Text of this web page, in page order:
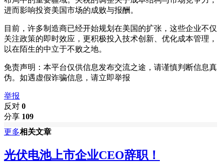
进而影响投资美国市场的成败与报酬。
目前，许多制造商已经开始规划在美国的扩张，这些企业不仅
关注政策的即时效应，更积极投入技术创新、优化成本管理，
以在陌生的中立于不败之地。
免责声明：本平台仅供信息发布交流之途，请谨慎判断信息真
伪。如遇虚假诈骗信息，请立即举报
举报
反对 0
分享 109
更多相关文章
光伏电池上市企业CEO辞职！